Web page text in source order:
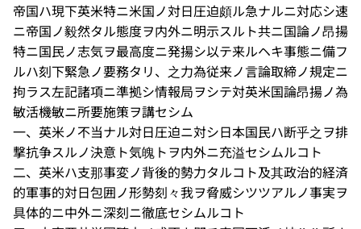
帝国ハ現下英米特ニ米国ノ対日圧迫頗ル急ナルニ対応シ速
ニ帝国ノ毅然タル態度ヲ内外ニ明示スルト共ニ国論ノ昂揚
特ニ国民ノ志気ヲ最高度ニ発揚シ以テ来ルヘキ事態ニ備フ
ルハ刻下緊急ノ要務タリ、之力為従来ノ言論取締ノ規定ニ
拘ラス左記諸項ニ準拠シ情報局ヲシテ対英米国論昂揚ノ為
敏活機敏ニ所要施策ヲ講セシム
一、英米ノ不当ナル対日圧迫ニ対シ日本国民ハ断乎之ヲ排
撃抗争スルノ決意ト気魄トヲ内外ニ充溢セシムルコト
二、英米ハ支那事変ノ背後的勢力タルコト及其政治的経済
的軍事的対日包囲ノ形勢刻々我ヲ脅威シツツアルノ事実ヲ
具体的ニ中外ニ深刻ニ徹底セシムルコト